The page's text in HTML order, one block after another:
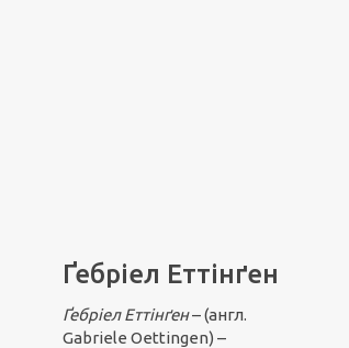
Ґебріел Еттінґен
Ґебріел Еттінґен– (англ.
Gabriele Oettingen) –